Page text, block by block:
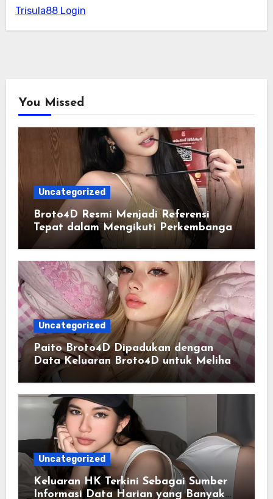
Trisula88 Login
You Missed
Uncategorized
Broto4D Resmi Menjadi Referensi
Tepat dalam Mengikuti Perkembangan
Data Togel
Uncategorized
Paito Broto4D Dipadukan dengan
Data Keluaran Broto4D untuk Melihat
Riwayat Hasil
Uncategorized
Keluaran HK Terkini Sebagai Sumber
Informasi Data Harian yang Banyak